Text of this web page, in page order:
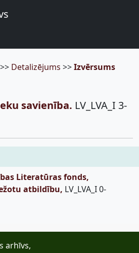
>> Detalizējums >>Izvērsums
savienība. LV_LVA_I 3-
Literatūras fonds,
atbildību, LV_LVA_I 0-
arhīvs,